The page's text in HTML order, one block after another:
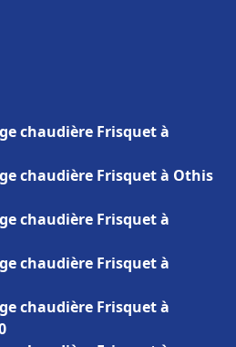
chaudière Frisquet à
chaudière Frisquet à Othis
chaudière Frisquet à
chaudière Frisquet à
chaudière Frisquet à